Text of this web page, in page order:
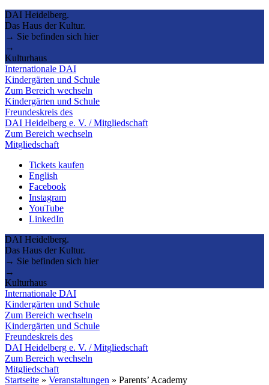
DAI Heidelberg.
Das Haus der Kultur.
→ Sie befinden sich hier
→
Kulturhaus
Internationale DAI
Kindergärten und Schule
Zum Bereich wechseln
Kindergärten und Schule
Freundeskreis des
DAI Heidelberg e. V. / Mitgliedschaft
Zum Bereich wechseln
Mitgliedschaft
Tickets kaufen
English
Facebook
Instagram
YouTube
LinkedIn
DAI Heidelberg.
Das Haus der Kultur.
→ Sie befinden sich hier
→
Kulturhaus
Internationale DAI
Kindergärten und Schule
Zum Bereich wechseln
Kindergärten und Schule
Freundeskreis des
DAI Heidelberg e. V. / Mitgliedschaft
Zum Bereich wechseln
Mitgliedschaft
Startseite » Veranstaltungen » Parents’ Academy